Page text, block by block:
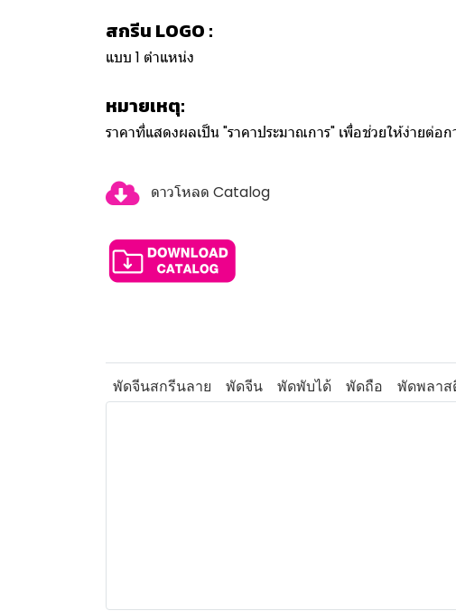
สกรีน LOGO :
แบบ 1 ตำแหน่ง
หมายเหตุ:
ราคาที่แสดงผลเป็น "ราคาประมาณการ" เพื่อช่วยให้ง่ายต่
ดาวโหลด Catalog
พัดจีนสกรีนลาย พัดจีน พัดพับได้ พัดถือ พัดพลาส